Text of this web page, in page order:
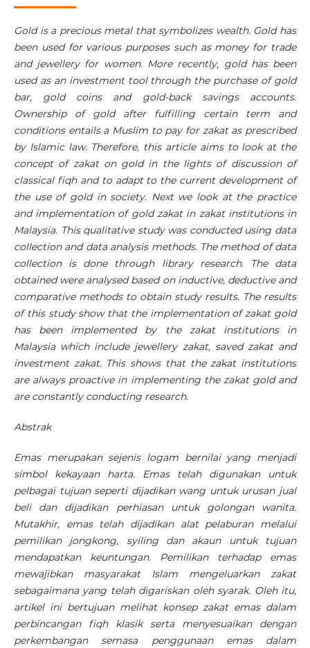
Gold is a precious metal that symbolizes wealth. Gold has
been used for various purposes such as money for trade
and jewellery for women. More recently, gold has been
used as an investment tool through the purchase of gold
bar, gold coins and gold-back savings accounts.
Ownership of gold after fulfilling certain term and
conditions entails a Muslim to pay for zakat as prescribed
by Islamic law. Therefore, this article aims to look at the
concept of zakat on gold in the lights of discussion of
classical fiqh and to adapt to the current development of
the use of gold in society. Next we look at the practice
and implementation of gold zakat in zakat institutions in
Malaysia. This qualitative study was conducted using data
collection and data analysis methods. The method of data
collection is done through library research. The data
obtained were analysed based on inductive, deductive and
comparative methods to obtain study results. The results
of this study show that the implementation of zakat gold
has been implemented by the zakat institutions in
Malaysia which include jewellery zakat, saved zakat and
investment zakat. This shows that the zakat institutions
are always proactive in implementing the zakat gold and
are constantly conducting research.
Abstrak
Emas merupakan sejenis logam bernilai yang menjadi
simbol kekayaan harta. Emas telah digunakan untuk
pelbagai tujuan seperti dijadikan wang untuk urusan jual
beli dan dijadikan perhiasan untuk golongan wanita.
Mutakhir, emas telah dijadikan alat pelaburan melalui
pemilikan jongkong, syiling dan akaun untuk tujuan
mendapatkan keuntungan. Pemilikan terhadap emas
mewajibkan masyarakat Islam mengeluarkan zakat
sebagaimana yang telah digariskan oleh syarak. Oleh itu,
artikel ini bertujuan melihat konsep zakat emas dalam
perbincangan fiqh klasik serta menyesuaikan dengan
perkembangan semasa penggunaan emas dalam